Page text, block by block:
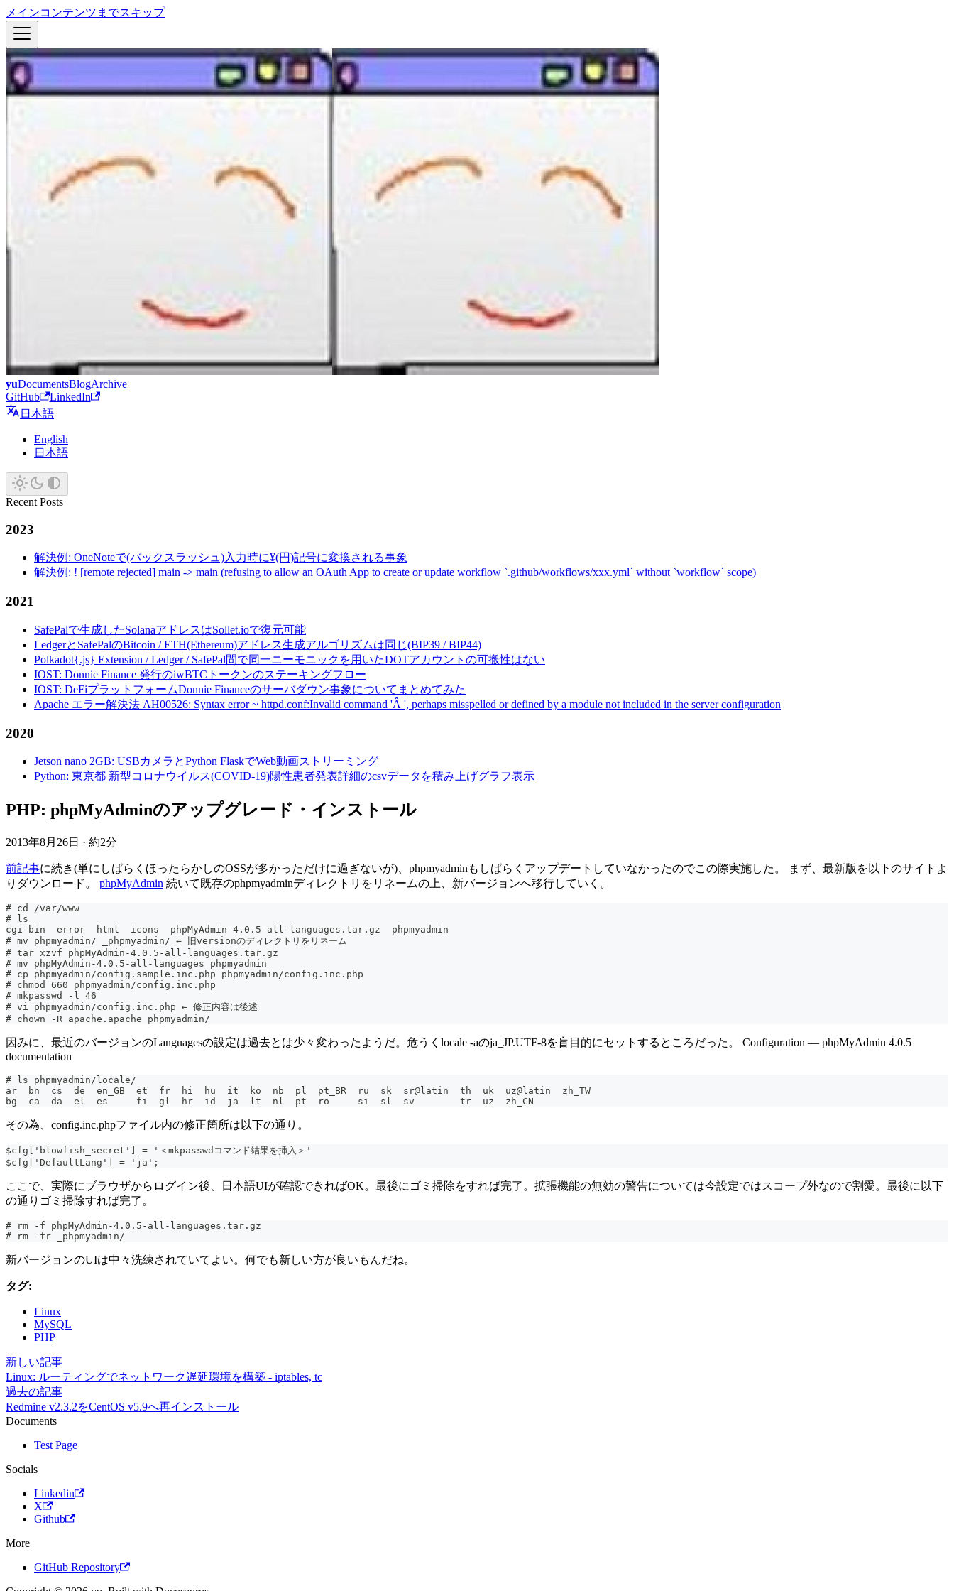
メインコンテンツまでスキップ
yuDocumentsBlogArchive
GitHub
LinkedIn
日本語
English
日本語
Recent Posts
2023
解決例: OneNoteで(バックスラッシュ)入力時に¥(円)記号に変換される事象
解決例: ! [remote rejected] main -> main (refusing to allow an OAuth App to create or update workflow `.github/workflows/xxx.yml` without `workflow` scope)
2021
SafePalで生成したSolanaアドレスはSollet.ioで復元可能
LedgerとSafePalのBitcoin / ETH(Ethereum)アドレス生成アルゴリズムは同じ(BIP39 / BIP44)
Polkadot{.js} Extension / Ledger / SafePal間で同一ニーモニックを用いたDOTアカウントの可搬性はない
IOST: Donnie Finance 発行のiwBTCトークンのステーキングフロー
IOST: DeFiプラットフォームDonnie Financeのサーバダウン事象についてまとめてみた
Apache エラー解決法 AH00526: Syntax error ~ httpd.conf:Invalid command 'Â ', perhaps misspelled or defined by a module not included in the server configuration
2020
Jetson nano 2GB: USBカメラとPython FlaskでWeb動画ストリーミング
Python: 東京都 新型コロナウイルス(COVID-19)陽性患者発表詳細のcsvデータを積み上げグラフ表示
PHP: phpMyAdminのアップグレード・インストール
2013年8月26日 · 約2分
前記事に続き(単にしばらくほったらかしのOSSが多かっただけに過ぎないが)、phpmyadminもしばらくアップデートしていなかったのでこの際実施した。 まず、最新版を以下のサイトよ
りダウンロード。 phpMyAdmin 続いて既存のphpmyadminディレクトリをリネームの上、新バージョンへ移行していく。
# cd /var/www
# ls
cgi-bin  error	html  icons  phpMyAdmin-4.0.5-all-languages.tar.gz  phpmyadmin
# mv phpmyadmin/ _phpmyadmin/ ← 旧versionのディレクトリをリネーム
# tar xzvf phpMyAdmin-4.0.5-all-languages.tar.gz
# mv phpMyAdmin-4.0.5-all-languages phpmyadmin
# cp phpmyadmin/config.sample.inc.php phpmyadmin/config.inc.php
# chmod 660 phpmyadmin/config.inc.php
# mkpasswd -l 46
# vi phpmyadmin/config.inc.php ← 修正内容は後述
# chown -R apache.apache phpmyadmin/
因みに、最近のバージョンのLanguagesの設定は過去とは少々変わったようだ。危うくlocale -aのja_JP.UTF-8を盲目的にセットするところだった。 Configuration — phpMyAdmin 4.0.5
documentation
# ls phpmyadmin/locale/
ar  bn	cs  de	en_GB  et  fr  hi  hu  it  ko  nb  pl  pt_BR  ru  sk  sr@latin	th  uk	uz@latin  zh_TW
bg  ca	da  el	es     fi  gl  hr  id  ja  lt  nl  pt  ro     si  sl  sv	tr  uz	zh_CN
その為、config.inc.phpファイル内の修正箇所は以下の通り。
$cfg['blowfish_secret'] = '＜mkpasswdコマンド結果を挿入＞'
$cfg['DefaultLang'] = 'ja';
ここで、実際にブラウザからログイン後、日本語UIが確認できればOK。最後にゴミ掃除をすれば完了。拡張機能の無効の警告については今設定ではスコープ外なので割愛。最後に以下
の通りゴミ掃除すれば完了。
# rm -f phpMyAdmin-4.0.5-all-languages.tar.gz
# rm -fr _phpmyadmin/
新バージョンのUIは中々洗練されていてよい。何でも新しい方が良いもんだね。
タグ:
Linux
MySQL
PHP
新しい記事
Linux: ルーティングでネットワーク遅延環境を構築 - iptables, tc
過去の記事
Redmine v2.3.2をCentOS v5.9へ再インストール
Documents
Test Page
Socials
Linkedin
X
Github
More
GitHub Repository